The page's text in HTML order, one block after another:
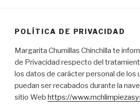
POLÍTICA DE PRIVACIDAD
Margarita Chumillas Chinchilla te
de Privacidad respecto del
los datos de carácter personal de los
puedan ser recabados durante la
sitio Web https://